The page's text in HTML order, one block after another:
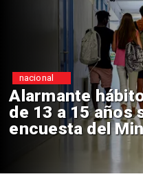
Aprueban
Sebastián
de $4 mil
Regiones